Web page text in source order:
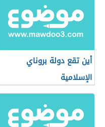
أين تقع دولة بروناي
الإسلامية